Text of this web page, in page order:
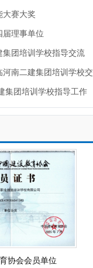
大赛大奖
届理事单位
团培训学校指导交流
南二建集团培训学校
集团培训学校指导工作
协会会员单位